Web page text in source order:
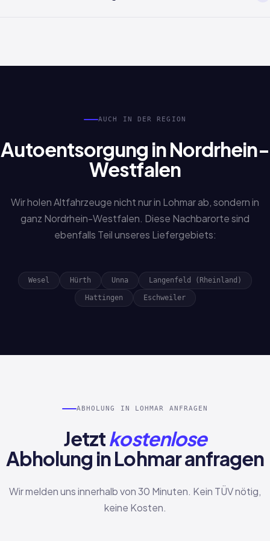
AUCH IN DER REGION
Autoentsorgung in Nordrhein-
Westfalen
Wir holen Altfahrzeuge nicht nur in Lohmar ab, sondern in
ganz Nordrhein-Westfalen. Diese Nachbarorte sind
ebenfalls Teil unseres Liefergebiets:
Wesel Hürth Unna Langenfeld (Rheinland)
Hattingen Eschweiler
ABHOLUNG IN LOHMAR ANFRAGEN
Jetztkostenlose
Abholung in Lohmar anfragen
Wir melden uns innerhalb von 30 Minuten. Kein TÜV nötig,
keine Kosten.